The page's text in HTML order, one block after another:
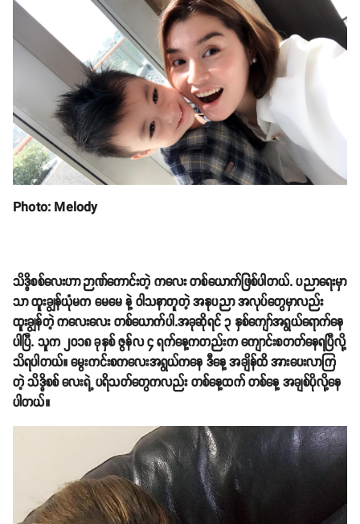
Photo: Melody
သိဒ္ဓိစစ်လေးဟာ ဉာဏ်ကောင်းတဲ့ ကလေး တစ်ယောက်ဖြစ်ပါတယ်. ပညာရေးမှာ
သာ ထူးချွန်ယုံမက မေမေ နဲ့ ဝါသနာတူတဲ့ အနုပညာ အလုပ်တွေမှာလည်း
ထူးချွန်တဲ့ ကလေးလေး တစ်ယောက်ပါ.အခုဆိုရင် ၃ နှစ်ကျော်အရွယ်ရောက်နေ
ပါပြီ. သူက ၂၀၁၈ ခုနှစ် ဇွန်လ ၄ ရက်နေ့ကတည်းက ကျောင်းစတတ်နေရပြီလို့
သိရပါတယ်။ မွေးကင်းစကလေးအရွယ်ကနေ ဒီနေ့ အချိန်ထိ အားပေးလာကြ
တဲ့ သိဒ္ဓိစစ် လေးရဲ့ ပရိသတ်တွေကလည်း တစ်နေ့ထက် တစ်နေ့ အချစ်ပိုလို့နေ
ပါတယ်။